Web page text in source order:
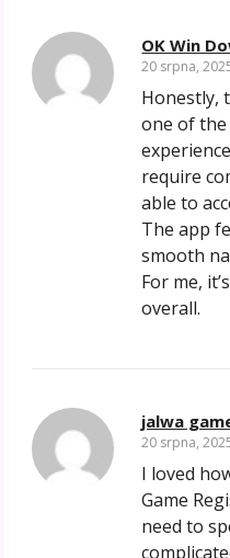
OK Win
20 srpna,
Honestly,
one of the
require
able to
The app
smooth
For me,
overall.
jalwa
20 srpna,
I loved
Game
need to